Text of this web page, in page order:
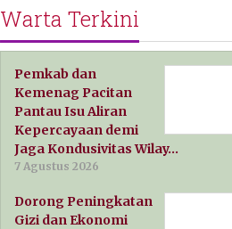
Warta Terkini
Pemkab dan
Kemenag Pacitan
Pantau Isu Aliran
Kepercayaan demi
Jaga Kondusivitas Wilay…
7 Agustus 2026
Dorong Peningkatan
Gizi dan Ekonomi